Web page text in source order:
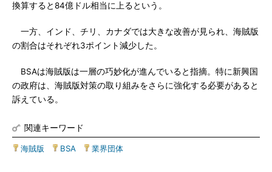
換算すると84億ドル相当に上るという。
一方、インド、チリ、カナダでは大きな改善が見られ、海賊版
の割合はそれぞれ3ポイント減少した。
BSAは海賊版は一層の巧妙化が進んでいると指摘。特に新興国
の政府は、海賊版対策の取り組みをさらに強化する必要があると
訴えている。
関連キーワード
海賊版 BSA 業界団体